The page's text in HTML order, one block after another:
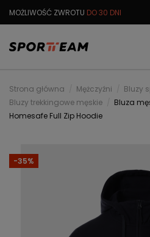
MOŻLIWOŚĆ ZWROTU DO 30 DNI
Strona główna Mężczyźni
Bluzy
Bluzy trekkingowe męskie
Bluza
Homesafe Full Zip Hoodie
-35%